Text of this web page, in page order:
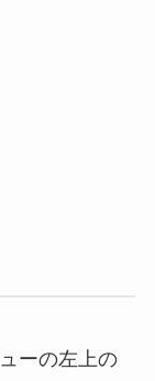
ーの左上の